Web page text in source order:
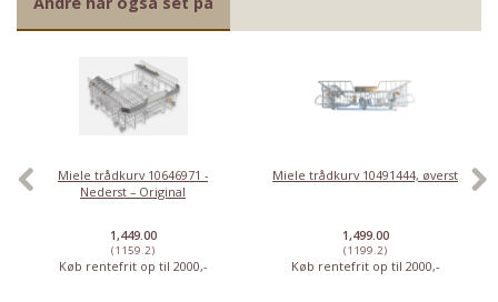
Miele trådkurv 10646971 -
Nederst – Original
1,449.00
(1159.2)
Køb rentefrit op til 2000,-
Miele trådkurv 10491444, øverst
1,499.00
(1199.2)
Køb rentefrit op til 2000,-